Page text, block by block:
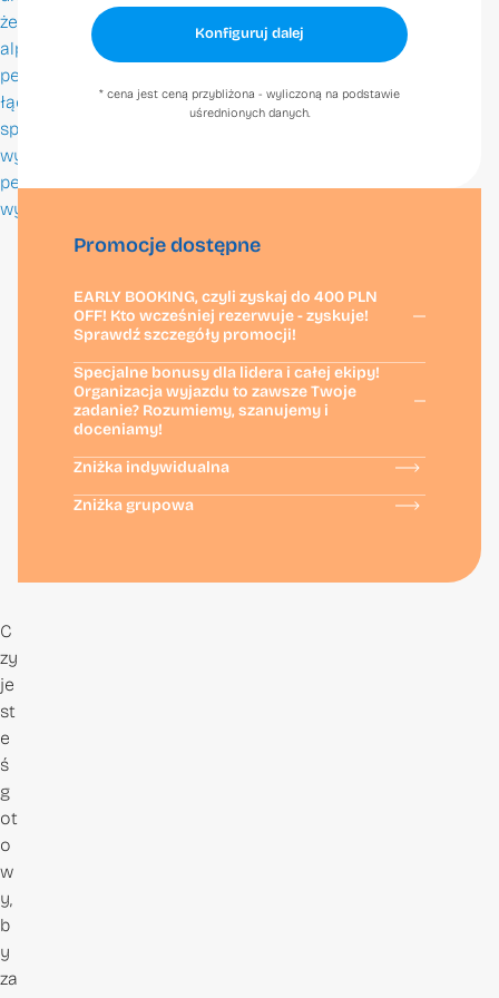
FAQ
Kontakt
+48 22 648 29 30
że Laax to
alpejska
perełka, która
łączy
sportowe
wyzwania z
perfekcyjnym
wypoczynkiem.
Konfiguruj dalej
* cena jest ceną przybliżona - wyliczoną na podstawie
uśrednionych danych.
Promocje dostępne
EARLY BOOKING, czyli zyskaj do 400 PLN
OFF! Kto wcześniej rezerwuje - zyskuje!
Sprawdź szczegóły promocji!
Specjalne bonusy dla lidera i całej ekipy!
Organizacja wyjazdu to zawsze Twoje
zadanie? Rozumiemy, szanujemy i
doceniamy!
Zniżka indywidualna
Zniżka grupowa
C
zy
je
st
e
ś
g
ot
o
w
y,
b
y
za